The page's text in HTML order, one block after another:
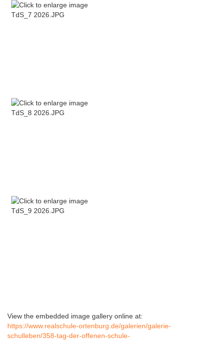
View the embedded image gallery online at:
https://www.realschule-ortenburg.de/galerien/galerie-
schulleben/358-tag-der-offenen-schule-